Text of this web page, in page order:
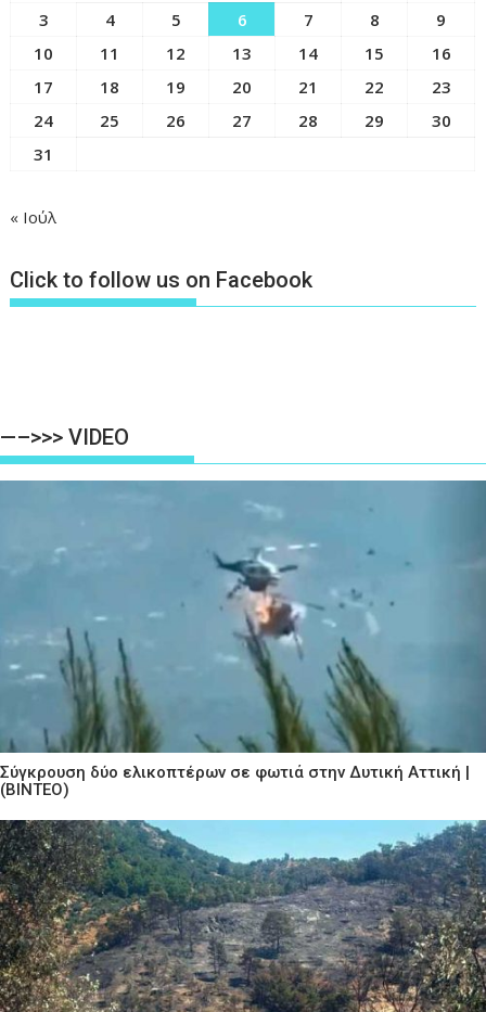
3
4 5 6 7 8
9
10
11 12 13 14 15
16
17
18 19 20 21 22
23
24
25 26 27 28 29
30
31
« Ιούλ
Click to follow us on Facebook
—–>>> VIDEO
Σύγκρουση δύο ελικοπτέρων σε φωτιά στην Δυτική Αττική |
(ΒΙΝΤΕΟ)